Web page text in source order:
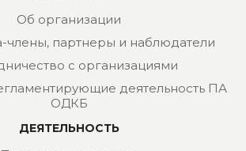
Об организации
члены, партнеры и наблюдатели
с организациями
деятельность ПА
ОДКБ
ДЕЯТЕЛЬНОСТЬ